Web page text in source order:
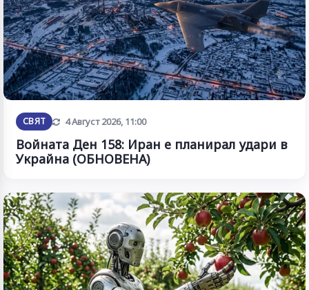
СВЯТ Обновена
4 Август 2026, 11:00
Войната Ден 158: Иран е планирал удари в
Украйна (ОБНОВЕНА)